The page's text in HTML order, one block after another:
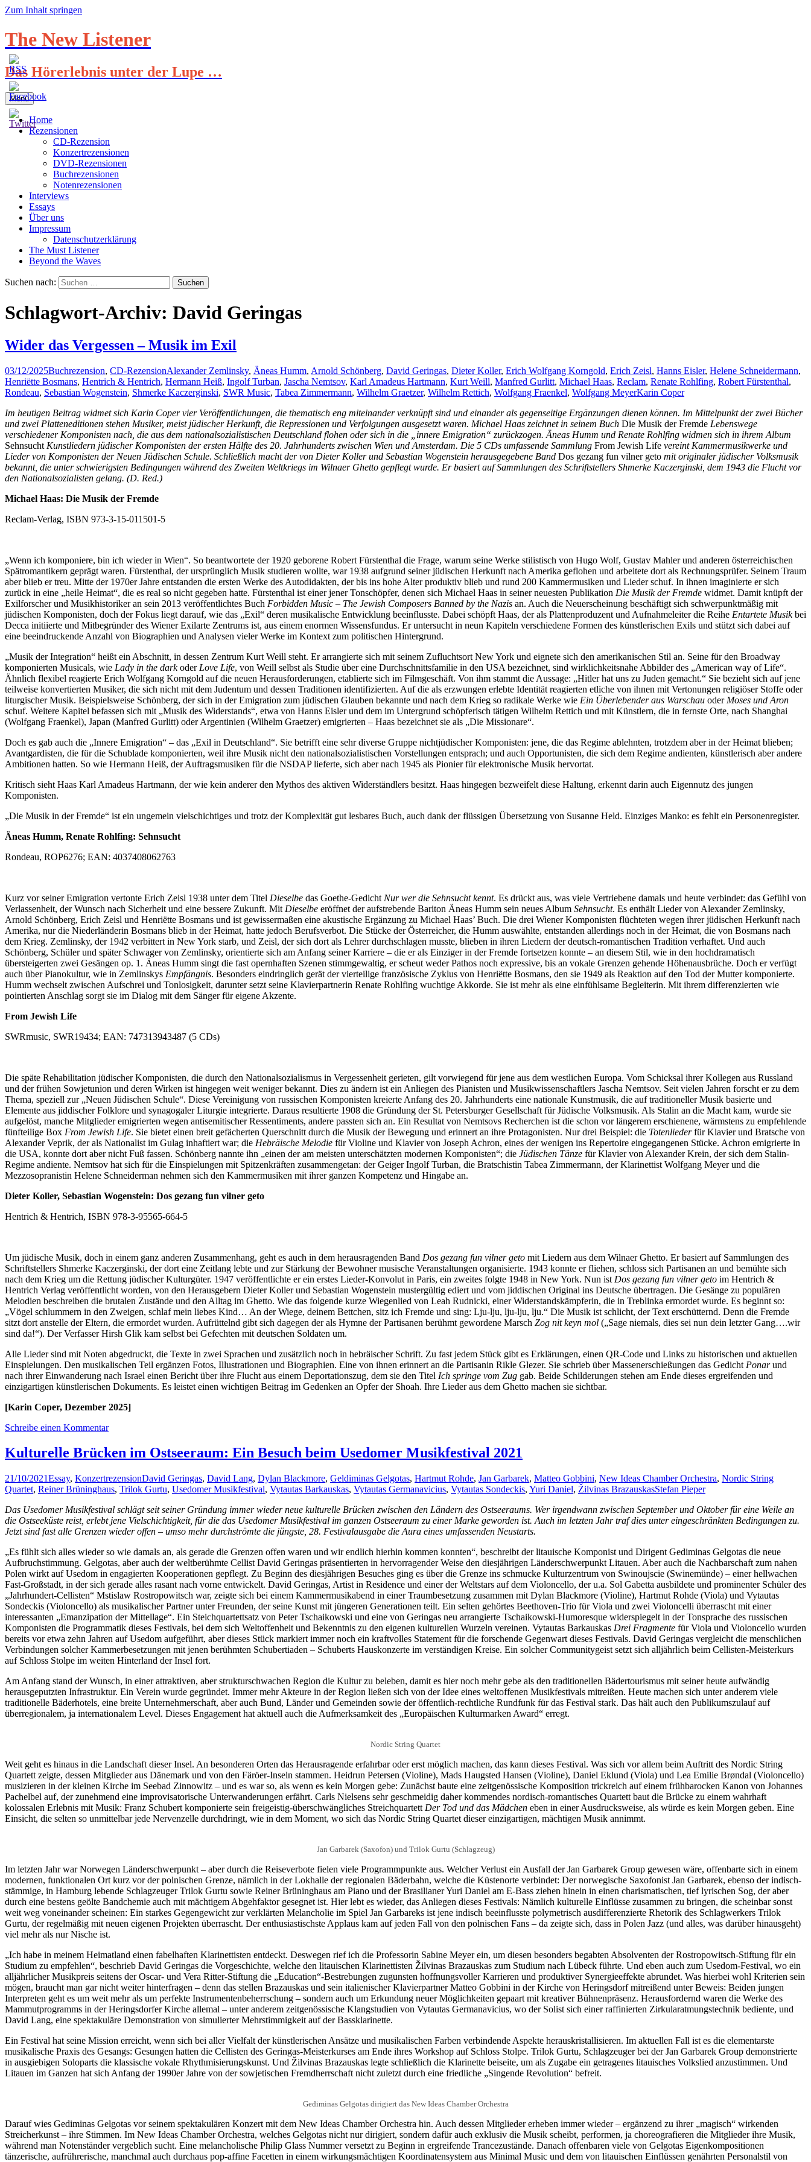
Zum Inhalt springen
The New Listener
Das Hörerlebnis unter der Lupe …
Menü
Home
Rezensionen
CD-Rezension
Konzertrezensionen
DVD-Rezensionen
Buchrezensionen
Notenrezensionen
Interviews
Essays
Über uns
Impressum
Datenschutzerklärung
The Must Listener
Beyond the Waves
Suchen nach:
Schlagwort-Archiv: David Geringas
Wider das Vergessen – Musik im Exil
03/12/2025Buchrezension, CD-RezensionAlexander Zemlinsky, Äneas Humm, Arnold Schönberg, David Geringas, Dieter Koller, Erich Wolfgang Korngold, Erich Zeisl, Hanns Eisler, Helene Schneidermann,
Henriëtte Bosmans, Hentrich & Hentrich, Hermann Heiß, Ingolf Turban, Jascha Nemtsov, Karl Amadeus Hartmann, Kurt Weill, Manfred Gurlitt, Michael Haas, Reclam, Renate Rohlfing, Robert Fürstenthal,
Rondeau, Sebastian Wogenstein, Shmerke Kaczerginski, SWR Music, Tabea Zimmermann, Wilhelm Graetzer, Wilhelm Rettich, Wolfgang Fraenkel, Wolfgang MeyerKarin Coper
Im heutigen Beitrag widmet sich Karin Coper vier Veröffentlichungen, die thematisch eng miteinander verknüpft sind und einander als gegenseitige Ergänzungen dienen können. Im Mittelpunkt der zwei Bücher
und zwei Platteneditionen stehen Musiker, meist jüdischer Herkunft, die Repressionen und Verfolgungen ausgesetzt waren. Michael Haas zeichnet in seinem Buch Die Musik der Fremde Lebenswege
verschiedener Komponisten nach, die aus dem nationalsozialistischen Deutschland flohen oder sich in die „innere Emigration“ zurückzogen. Äneas Humm und Renate Rohlfing widmen sich in ihrem Album
Sehnsucht Kunstliedern jüdischer Komponisten der ersten Hälfte des 20. Jahrhunderts zwischen Wien und Amsterdam. Die 5 CDs umfassende Sammlung From Jewish Life vereint Kammermusikwerke und
Lieder von Komponisten der Neuen Jüdischen Schule. Schließlich macht der von Dieter Koller und Sebastian Wogenstein herausgegebene Band Dos gezang fun vilner geto mit originaler jüdischer Volksmusik
bekannt, die unter schwierigsten Bedingungen während des Zweiten Weltkriegs im Wilnaer Ghetto gepflegt wurde. Er basiert auf Sammlungen des Schriftstellers Shmerke Kaczerginski, dem 1943 die Flucht vor
den Nationalsozialisten gelang. (D. Red.)
Michael Haas: Die Musik der Fremde
Reclam-Verlag, ISBN 973-3-15-011501-5
„Wenn ich komponiere, bin ich wieder in Wien“. So beantwortete der 1920 geborene Robert Fürstenthal die Frage, warum seine Werke stilistisch von Hugo Wolf, Gustav Mahler und anderen österreichischen
Spätromantikern geprägt waren. Fürstenthal, der ursprünglich Musik studieren wollte, war 1938 aufgrund seiner jüdischen Herkunft nach Amerika geflohen und arbeitete dort als Rechnungsprüfer. Seinem Traum
aber blieb er treu. Mitte der 1970er Jahre entstanden die ersten Werke des Autodidakten, der bis ins hohe Alter produktiv blieb und rund 200 Kammermusiken und Lieder schuf. In ihnen imaginierte er sich
zurück in eine „heile Heimat“, die es real so nicht gegeben hatte. Fürstenthal ist einer jener Tonschöpfer, denen sich Michael Haas in seiner neuesten Publikation Die Musik der Fremde widmet. Damit knüpft der
Exilforscher und Musikhistoriker an sein 2013 veröffentlichtes Buch Forbidden Music – The Jewish Composers Banned by the Nazis an. Auch die Neuerscheinung beschäftigt sich schwerpunktmäßig mit
jüdischen Komponisten, doch der Fokus liegt darauf, wie das „Exil“ deren musikalische Entwicklung beeinflusste. Dabei schöpft Haas, der als Plattenproduzent und Aufnahmeleiter die Reihe Entartete Musikbei
Decca initiierte und Mitbegründer des Wiener Exilarte Zentrums ist, aus einem enormen Wissensfundus. Er untersucht in neun Kapiteln verschiedene Formen des künstlerischen Exils und stützt sich dabei auf
eine beeindruckende Anzahl von Biographien und Analysen vieler Werke im Kontext zum politischen Hintergrund.
„Musik der Integration“ heißt ein Abschnitt, in dessen Zentrum Kurt Weill steht. Er arrangierte sich mit seinem Zufluchtsort New York und eignete sich den amerikanischen Stil an. Seine für den Broadway
komponierten Musicals, wie Lady in the darkoder Love Life, von Weill selbst als Studie über eine Durchschnittsfamilie in den USA bezeichnet, sind wirklichkeitsnahe Abbilder des „American way of Life“.
Ähnlich flexibel reagierte Erich Wolfgang Korngold auf die neuen Herausforderungen, etablierte sich im Filmgeschäft. Von ihm stammt die Aussage: „Hitler hat uns zu Juden gemacht.“ Sie bezieht sich auf jene
teilweise konvertierten Musiker, die sich nicht mit dem Judentum und dessen Traditionen identifizierten. Auf die als erzwungen erlebte Identität reagierten etliche von ihnen mit Vertonungen religiöser Stoffe oder
liturgischer Musik. Beispielsweise Schönberg, der sich in der Emigration zum jüdischen Glauben bekannte und nach dem Krieg so radikale Werke wie Ein Überlebender aus Warschau oder Moses und Aron
schuf. Weitere Kapitel befassen sich mit „Musik des Widerstands“, etwa von Hanns Eisler und dem im Untergrund schöpferisch tätigen Wilhelm Rettich und mit Künstlern, die in fernste Orte, nach Shanghai
(Wolfgang Fraenkel), Japan (Manfred Gurlitt) oder Argentinien (Wilhelm Graetzer) emigrierten – Haas bezeichnet sie als „Die Missionare“.
Doch es gab auch die „Innere Emigration“ – das „Exil in Deutschland“. Sie betrifft eine sehr diverse Gruppe nichtjüdischer Komponisten: jene, die das Regime ablehnten, trotzdem aber in der Heimat blieben;
Avantgardisten, die für die Schublade komponierten, weil ihre Musik nicht den nationalsozialistischen Vorstellungen entsprach; und auch Opportunisten, die sich dem Regime andienten, künstlerisch aber andere
Ambitionen hatten. So wie Hermann Heiß, der Auftragsmusiken für die NSDAP lieferte, sich aber nach 1945 als Pionier für elektronische Musik hervortat.
Kritisch sieht Haas Karl Amadeus Hartmann, der wie kein anderer den Mythos des aktiven Widerständlers besitzt. Haas hingegen bezweifelt diese Haltung, erkennt darin auch Eigennutz des jungen
Komponisten.
„Die Musik in der Fremde“ ist ein ungemein vielschichtiges und trotz der Komplexität gut lesbares Buch, auch dank der flüssigen Übersetzung von Susanne Held. Einziges Manko: es fehlt ein Personenregister.
Äneas Humm, Renate Rohlfing: Sehnsucht
Rondeau, ROP6276; EAN: 4037408062763
Kurz vor seiner Emigration vertonte Erich Zeisl 1938 unter dem Titel Dieselbe das Goethe-Gedicht Nur wer die Sehnsucht kennt. Es drückt aus, was viele Vertriebene damals und heute verbindet: das Gefühl von
Verlassenheit, der Wunsch nach Sicherheit und eine bessere Zukunft. Mit Dieselbe eröffnet der aufstrebende Bariton Äneas Humm sein neues Album Sehnsucht. Es enthält Lieder von Alexander Zemlinsky,
Arnold Schönberg, Erich Zeisl und Henriëtte Bosmans und ist gewissermaßen eine akustische Ergänzung zu Michael Haas’ Buch. Die drei Wiener Komponisten flüchteten wegen ihrer jüdischen Herkunft nach
Amerika, nur die Niederländerin Bosmans blieb in der Heimat, hatte jedoch Berufsverbot. Die Stücke der Österreicher, die Humm auswählte, entstanden allerdings noch in der Heimat, die von Bosmans nach
dem Krieg. Zemlinsky, der 1942 verbittert in New York starb, und Zeisl, der sich dort als Lehrer durchschlagen musste, blieben in ihren Liedern der deutsch-romantischen Tradition verhaftet. Und auch
Schönberg, Schüler und später Schwager von Zemlinsky, orientierte sich am Anfang seiner Karriere – die er als Einziger in der Fremde fortsetzen konnte – an diesem Stil, wie in den hochdramatisch
übersteigerten zwei Gesängen op. 1. Äneas Humm singt die fast opernhaften Szenen stimmgewaltig, er scheut weder Pathos noch expressive, bis an vokale Grenzen gehende Höhenausbrüche. Doch er verfügt
auch über Pianokultur, wie in Zemlinskys Empfängnis. Besonders eindringlich gerät der vierteilige französische Zyklus von Henriëtte Bosmans, den sie 1949 als Reaktion auf den Tod der Mutter komponierte.
Humm wechselt zwischen Aufschrei und Tonlosigkeit, darunter setzt seine Klavierpartnerin Renate Rohlfing wuchtige Akkorde. Sie ist mehr als eine einfühlsame Begleiterin. Mit ihrem differenzierten wie
pointierten Anschlag sorgt sie im Dialog mit dem Sänger für eigene Akzente.
From Jewish Life
SWRmusic, SWR19434; EAN: 747313943487 (5 CDs)
Die späte Rehabilitation jüdischer Komponisten, die durch den Nationalsozialismus in Vergessenheit gerieten, gilt vorwiegend für jene aus dem westlichen Europa. Vom Schicksal ihrer Kollegen aus Russland
und der frühen Sowjetunion und deren Wirken ist hingegen weit weniger bekannt. Dies zu ändern ist ein Anliegen des Pianisten und Musikwissenschaftlers Jascha Nemtsov. Seit vielen Jahren forscht er zu dem
Thema, speziell zur „Neuen Jüdischen Schule“. Diese Vereinigung von russischen Komponisten kreierte Anfang des 20. Jahrhunderts eine nationale Kunstmusik, die auf traditioneller Musik basierte und
Elemente aus jiddischer Folklore und synagogaler Liturgie integrierte. Daraus resultierte 1908 die Gründung der St. Petersburger Gesellschaft für Jüdische Volksmusik. Als Stalin an die Macht kam, wurde sie
aufgelöst, manche Mitglieder emigrierten wegen antisemitischer Ressentiments, andere passten sich an. Ein Resultat von Nemtsovs Recherchen ist die schon vor längerem erschienene, wärmstens zu empfehlende
fünfteilige Box From Jewish Life. Sie bietet einen breit gefächerten Querschnitt durch die Musik der Bewegung und erinnert an ihre Protagonisten. Nur drei Beispiel: die Totenliederfür Klavier und Bratsche von
Alexander Veprik, der als Nationalist im Gulag inhaftiert war; die Hebräische Melodie für Violine und Klavier von Joseph Achron, eines der wenigen ins Repertoire eingegangenen Stücke. Achron emigrierte in
die USA, konnte dort aber nicht Fuß fassen. Schönberg nannte ihn „einen der am meisten unterschätzten modernen Komponisten“; die Jüdischen Tänze für Klavier von Alexander Krein, der sich dem Stalin-
Regime andiente. Nemtsov hat sich für die Einspielungen mit Spitzenkräften zusammengetan: der Geiger Ingolf Turban, die Bratschistin Tabea Zimmermann, der Klarinettist Wolfgang Meyer und die
Mezzosopranistin Helene Schneiderman nehmen sich den Kammermusiken mit ihrer ganzen Kompetenz und Hingabe an.
Dieter Koller, Sebastian Wogenstein: Dos gezang fun vilner geto
Hentrich & Hentrich, ISBN 978-3-95565-664-5
Um jüdische Musik, doch in einem ganz anderen Zusammenhang, geht es auch in dem herausragenden Band Dos gezang fun vilner geto mit Liedern aus dem Wilnaer Ghetto. Er basiert auf Sammlungen des
Schriftstellers Shmerke Kaczerginski, der dort eine Zeitlang lebte und zur Stärkung der Bewohner musische Veranstaltungen organisierte. 1943 konnte er fliehen, schloss sich Partisanen an und bemühte sich
nach dem Krieg um die Rettung jüdischer Kulturgüter. 1947 veröffentlichte er ein erstes Lieder-Konvolut in Paris, ein zweites folgte 1948 in New York. Nun ist Dos gezang fun vilner geto im Hentrich &
Hentrich Verlag veröffentlicht worden, von den Herausgebern Dieter Koller und Sebastian Wogenstein mustergültig ediert und vom jiddischen Original ins Deutsche übertragen. Die Gesänge zu populären
Melodien beschreiben die brutalen Zustände und den Alltag im Ghetto. Wie das folgende kurze Wiegenlied von Leah Rudnicki, einer Widerstandskämpferin, die in Treblinka ermordet wurde. Es beginnt so:
„Vögel schlummern in den Zweigen, schlaf mein liebes Kind… An der Wiege, deinem Bettchen, sitz ich Fremde und sing: Lju-lju, lju-lju, lju.“ Die Musik ist schlicht, der Text erschütternd. Denn die Fremde
sitzt dort anstelle der Eltern, die ermordet wurden. Aufrüttelnd gibt sich dagegen der als Hymne der Partisanen berühmt gewordene Marsch Zog nit keyn mol („Sage niemals, dies sei nun dein letzter Gang….wir
sind da!“). Der Verfasser Hirsh Glik kam selbst bei Gefechten mit deutschen Soldaten um.
Alle Lieder sind mit Noten abgedruckt, die Texte in zwei Sprachen und zusätzlich noch in hebräischer Schrift. Zu fast jedem Stück gibt es Erklärungen, einen QR-Code und Links zu historischen und aktuellen
Einspielungen. Den musikalischen Teil ergänzen Fotos, Illustrationen und Biographien. Eine von ihnen erinnert an die Partisanin Rikle Glezer. Sie schrieb über Massenerschießungen das Gedicht Ponarund
nach ihrer Einwanderung nach Israel einen Bericht über ihre Flucht aus einem Deportationszug, dem sie den Titel Ich springe vom Zug gab. Beide Schilderungen stehen am Ende dieses ergreifenden und
einzigartigen künstlerischen Dokuments. Es leistet einen wichtigen Beitrag im Gedenken an Opfer der Shoah. Ihre Lieder aus dem Ghetto machen sie sichtbar.
[Karin Coper, Dezember 2025]
Schreibe einen Kommentar
Kulturelle Brücken im Ostseeraum: Ein Besuch beim Usedomer Musikfestival 2021
21/10/2021Essay, KonzertrezensionDavid Geringas, David Lang, Dylan Blackmore, Geldiminas Gelgotas, Hartmut Rohde, Jan Garbarek, Matteo Gobbini, New Ideas Chamber Orchestra, Nordic String
Quartet, Reiner Brüninghaus, Trilok Gurtu, Usedomer Musikfestival, Vytautas Barkauskas, Vytautas Germanavicius, Vytautas Sondeckis, Yuri Daniel, Žilvinas BrazauskasStefan Pieper
Das Usedomer Musikfestival schlägt seit seiner Gründung immer wieder neue kulturelle Brücken zwischen den Ländern des Ostseeraums. Wer irgendwann zwischen September und Oktober für eine Weile an
die Ostseeküste reist, erlebt jene Vielschichtigkeit, für die das Usedomer Musikfestival im ganzen Ostseeraum zu einer Marke geworden ist. Auch im letzten Jahr traf dies unter eingeschränkten Bedingungen zu.
Jetzt sind fast alle Grenzen wieder offen – umso mehr durchströmte die jüngste, 28. Festivalausgabe die Aura eines umfassenden Neustarts.
„Es fühlt sich alles wieder so wie damals an, als gerade die Grenzen offen waren und wir endlich hierhin kommen konnten“, beschreibt der litauische Komponist und Dirigent Gediminas Gelgotas die neue
Aufbruchstimmung. Gelgotas, aber auch der weltberühmte Cellist David Geringas präsentierten in hervorragender Weise den diesjährigen Länderschwerpunkt Litauen. Aber auch die Nachbarschaft zum nahen
Polen wirkt auf Usedom in engagierten Kooperationen gepflegt. Zu Beginn des diesjährigen Besuches ging es über die Grenze ins schmucke Kulturzentrum von Swinoujscie (Swinemünde) – einer hellwachen
Fast-Großstadt, in der sich gerade alles rasant nach vorne entwickelt. David Geringas, Artist in Residence und einer der Weltstars auf dem Violoncello, der u.a. Sol Gabetta ausbildete und prominenter Schüler des
„Jahrhundert-Cellisten“ Mstislaw Rostropowitsch war, zeigte sich bei einem Kammermusikabend in einer Traumbesetzung zusammen mit Dylan Blackmore (Violine), Hartmut Rohde (Viola) und Vytautas
Sondeckis (Violoncello) als musikalischer Partner unter Freunden, der seine Kunst mit jüngeren Generationen teilt. Ein selten gehörtes Beethoven-Trio für Viola und zwei Violoncelli überrascht mit einer
interessanten „Emanzipation der Mittellage“. Ein Steichquartettsatz von Peter Tschaikowski und eine von Geringas neu arrangierte Tschaikowski-Humoresque widerspiegelt in der Tonsprache des russischen
Komponisten die Programmatik dieses Festivals, bei dem sich Weltoffenheit und Bekenntnis zu den eigenen kulturellen Wurzeln vereinen. Vytautas Barkauskas Drei Fragmente für Viola und Violoncello wurden
bereits vor etwa zehn Jahren auf Usedom aufgeführt, aber dieses Stück markiert immer noch ein kraftvolles Statement für die forschende Gegenwart dieses Festivals. David Geringas vergleicht die menschlichen
Verbindungen solcher Kammerbesetzungen mit jenen berühmten Schubertiaden – Schuberts Hauskonzerte im verständigen Kreise. Ein solcher Communitygeist setzt sich alljährlich beim Cellisten-Meisterkurs
auf Schloss Stolpe im weiten Hinterland der Insel fort.
Am Anfang stand der Wunsch, in einer attraktiven, aber strukturschwachen Region die Kultur zu beleben, damit es hier noch mehr gebe als den traditionellen Bädertourismus mit seiner heute aufwändig
herausgeputzten Infrastruktur. Ein Verein wurde gegründet. Immer mehr Akteure in der Region ließen sich von der Idee eines weltoffenen Musikfestivals mitreißen. Heute machen sich unter anderem viele
traditionelle Bäderhotels, eine breite Unternehmerschaft, aber auch Bund, Länder und Gemeinden sowie der öffentlich-rechtliche Rundfunk für das Festival stark. Das hält auch den Publikumszulauf auf
überregionalem, ja internationalem Level. Dieses Engagement hat aktuell auch die Aufmerksamkeit des „Europäischen Kulturmarken Award“ erregt.
Nordic String Quartet
Weit geht es hinaus in die Landschaft dieser Insel. An besonderen Orten das Herausragende erfahrbar oder erst möglich machen, das kann dieses Festival. Was sich vor allem beim Auftritt des Nordic String
Quartett zeigte, dessen Mitglieder aus Dänemark und von den Färöer-Inseln stammen. Heidrun Petersen (Violine), Mads Haugsted Hansen (Violine), Daniel Eklund (Viola) und Lea Emilie Brøndal (Violoncello)
musizieren in der kleinen Kirche im Seebad Zinnowitz – und es war so, als wenn es kein Morgen gebe: Zunächst baute eine zeitgenössische Komposition trickreich auf einem frühbarocken Kanon von Johannes
Pachelbel auf, der zunehmend eine improvisatorische Unterwanderungen erfährt. Carls Nielsens sehr geschmeidig daher kommendes nordisch-romantisches Quartett baut die Brücke zu einem wahrhaft
kolossalen Erlebnis mit Musik: Franz Schubert komponierte sein freigeistig-überschwängliches Streichquartett Der Tod und das Mädchen eben in einer Ausdrucksweise, als würde es kein Morgen geben. Eine
Einsicht, die selten so unmittelbar jede Nervenzelle durchdringt, wie in dem Moment, wo sich das Nordic String Quartet dieser einzigartigen, mächtigen Musik annimmt.
Jan Garbarek (Saxofon) und Trilok Gurtu (Schlagzeug)
Im letzten Jahr war Norwegen Länderschwerpunkt – aber durch die Reiseverbote fielen viele Programmpunkte aus. Welcher Verlust ein Ausfall der Jan Garbarek Group gewesen wäre, offenbarte sich in einem
modernen, funktionalen Ort kurz vor der polnischen Grenze, nämlich in der Lokhalle der regionalen Bäderbahn, welche die Küstenorte verbindet: Der norwegische Saxofonist Jan Garbarek, ebenso der indisch-
stämmige, in Hamburg lebende Schlagzeuger Trilok Gurtu sowie Reiner Brüninghaus am Piano und der Brasilianer Yuri Daniel am E-Bass ziehen hinein in einen charismatischen, tief lyrischen Sog, der aber
durch eine bestens geölte Bandchemie auch mit mächtigem Abgehfaktor gesegnet ist. Hier lebt es wieder, das Anliegen dieses Festivals: Nämlich kulturelle Einflüsse zusammen zu bringen, die scheinbar sonst
weit weg voneinander scheinen: Ein starkes Gegengewicht zur verklärten Melancholie im Spiel Jan Garbareks ist jene indisch beeinflusste polymetrisch ausdifferenzierte Rhetorik des Schlagwerkers Trilok
Gurtu, der regelmäßig mit neuen eigenen Projekten überrascht. Der enthusiastischste Applaus kam auf jeden Fall von den polnischen Fans – da zeigte sich, dass in Polen Jazz (und alles, was darüber hinausgeht)
viel mehr als nur Nische ist.
„Ich habe in meinem Heimatland einen fabelhaften Klarinettisten entdeckt. Deswegen rief ich die Professorin Sabine Meyer ein, um diesen besonders begabten Absolventen der Rostropowitsch-Stiftung für ein
Studium zu empfehlen“, beschrieb David Geringas die Vorgeschichte, welche den litauischen Klarinettisten Žilvinas Brazauskas zum Studium nach Lübeck führte. Und eben auch zum Usedom-Festival, wo ein
alljährlicher Musikpreis seitens der Oscar- und Vera Ritter-Stiftung die „Education“-Bestrebungen zugunsten hoffnungsvoller Karrieren und produktiver Synergieeffekte abrundet. Was hierbei wohl Kriterien sein
mögen, braucht man gar nicht weiter hinterfragen – denn das stellen Brazauskas und sein italienischer Klavierpartner Matteo Gobbini in der Kirche von Heringsdorf mitreißend unter Beweis: Beiden jungen
Interpreten geht es um weit mehr als um perfekte Instrumentenbeherrschung – sondern auch um Erkundung neuer Möglichkeiten gepaart mit kreativer Bühnenpräsenz. Herausfordernd waren die Werke des
Mammutprogramms in der Heringsdorfer Kirche allemal – unter anderem zeitgenössische Klangstudien von Vytautas Germanavicius, wo der Solist sich einer raffinierten Zirkularatmungstechnik bediente, und
David Lang, eine spektakuläre Demonstration von simulierter Mehrstimmigkeit auf der Bassklarinette.
Ein Festival hat seine Mission erreicht, wenn sich bei aller Vielfalt der künstlerischen Ansätze und musikalischen Farben verbindende Aspekte herauskristallisieren. Im aktuellen Fall ist es die elementarste
musikalische Praxis des Gesangs: Gesungen hatten die Cellisten des Geringas-Meisterkurses am Ende ihres Workshop auf Schloss Stolpe. Trilok Gurtu, Schlagzeuger bei der Jan Garbarek Group demonstrierte
in ausgiebigen Soloparts die klassische vokale Rhythmisierungskunst. Und Žilvinas Brazauskas legte schließlich die Klarinette beiseite, um als Zugabe ein getragenes litauisches Volkslied anzustimmen. Und
Litauen im Ganzen hat sich Anfang der 1990er Jahre von der sowjetischen Fremdherrschaft nicht zuletzt durch eine friedliche „Singende Revolution“ befreit.
Gediminas Gelgotas dirigiert das New Ideas Chamber Orchestra
Darauf wies Gediminas Gelgotas vor seinem spektakulären Konzert mit dem New Ideas Chamber Orchestra hin. Auch dessen Mitglieder erheben immer wieder – ergänzend zu ihrer „magisch“ wirkenden
Streicherkunst – ihre Stimmen. Im New Ideas Chamber Orchestra, welches Gelgotas nicht nur dirigiert, sondern dafür auch exklusiv die Musik scheibt, performen, ja choreografieren die Mitglieder ihre Musik,
während man Notenständer vergeblich sucht. Eine melancholische Philip Glass Nummer versetzt zu Beginn in ergreifende Trancezustände. Danach offenbaren viele von Gelgotas Eigenkompositionen
tänzerische, aufrührerische, manchmal auch durchaus pop-affine Facetten in einem wirkungsmächtigen Koordinatensystem aus Minimal Music und dem von litauischen Einflüssen genährten Personalstil von